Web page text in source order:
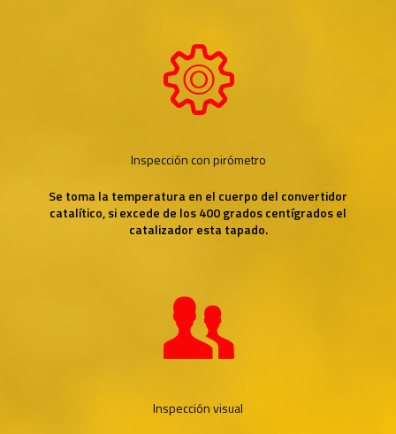
Inspección con pirómetro
Se toma la temperatura en el cuerpo del convertidor
catalítico, si excede de los 400 grados centígrados el
catalizador esta tapado.
Inspección visual